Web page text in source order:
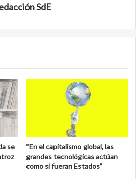
SdE
se
“En el capitalismo global, las
grandes tecnológicas actúan
como si fueran Estados”